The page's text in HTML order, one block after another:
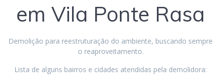
em Vila Ponte Rasa
Demolição para reestruturação do ambiente, buscando sempre
o reaproveitamento.
Lista de alguns bairros e cidades atendidas pela demolidora: